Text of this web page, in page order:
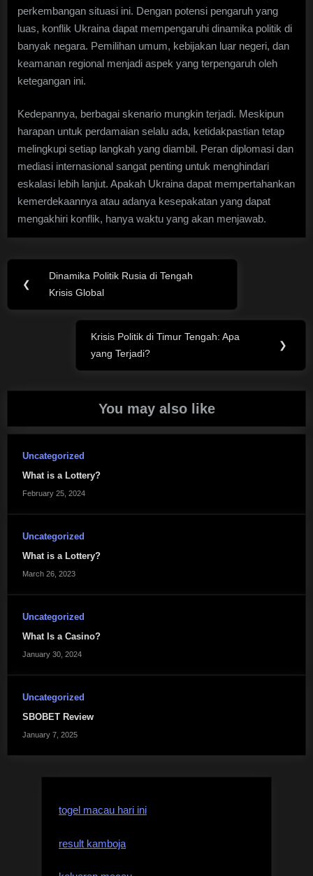
perkembangan situasi ini. Dengan potensi pengaruh yang
luas, konflik Ukraina dapat mempengaruhi dinamika politik di
banyak negara. Pemilihan umum, kebijakan luar negeri, dan
keamanan regional menjadi aspek yang terpengaruh oleh
ketegangan ini.
Kedepannya, berbagai skenario mungkin terjadi. Meskipun
harapan untuk perdamaian selalu ada, ketidakpastian tetap
melingkupi setiap langkah yang diambil. Peran diplomasi dan
mediasi internasional sangat penting untuk menghindari
eskalasi lebih lanjut. Apakah Ukraina dapat mempertahankan
kemerdekaannya atau adanya kesepakatan yang dapat
mengakhiri konflik, hanya waktu yang akan menjawab.
Post
navigation
❮
Previous
Post:
Dinamika Politik Rusia di Tengah
Krisis Global
Next
Post:
Krisis Politik di Timur Tengah: Apa
yang Terjadi?
❯
You may also like
Uncategorized
What is a Lottery?
February 25, 2024
Uncategorized
What is a Lottery?
March 26, 2023
Uncategorized
What Is a Casino?
January 30, 2024
Uncategorized
SBOBET Review
January 7, 2025
togel macau hari ini
result kamboja